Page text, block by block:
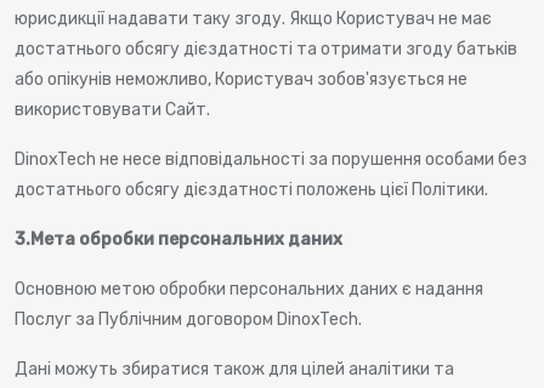
юрисдикції надавати таку згоду. Якщо Користувач не має
достатнього обсягу дієздатності та отримати згоду батьків
або опікунів неможливо, Користувач зобов'язується не
використовувати Сайт.
DinoxTech не несе відповідальності за порушення особами без
достатнього обсягу дієздатності положень цієї Політики.
3.Мета обробки персональних даних
Основною метою обробки персональних даних є надання
Послуг за Публічним договором DinoxTech.
Дані можуть збиратися також для цілей аналітики та